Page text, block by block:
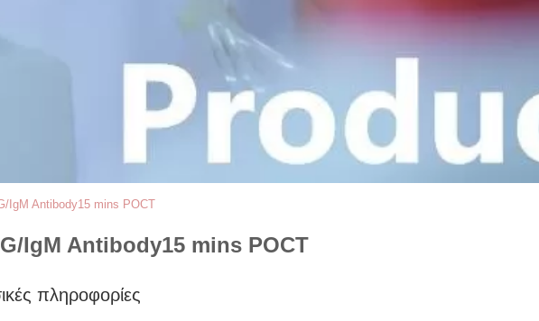
IgM Antibody15 mins POCT
IgM Antibody15 mins POCT
πληροφορίες